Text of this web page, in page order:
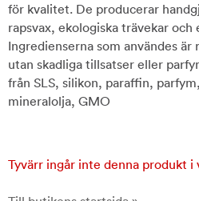
för kvalitet. De producerar
rapsvax, ekologiska trävekar
Ingredienserna som användes
utan skadliga tillsatser eller
från SLS, silikon, paraffin,
mineralolja, GMO
Tyvärr ingår inte denna produkt